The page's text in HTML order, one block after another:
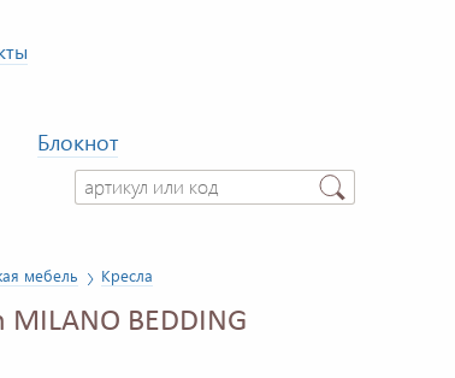
Блокнот
мебель Кресла
BEDDING